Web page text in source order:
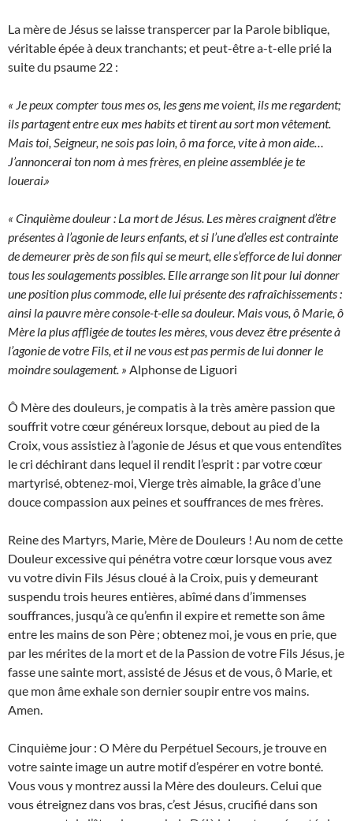
La mère de Jésus se laisse transpercer par la Parole biblique,
véritable épée à deux tranchants; et peut-être a-t-elle prié la
suite du psaume 22 :
« Je peux compter tous mes os, les gens me voient, ils me regardent;
ils partagent entre eux mes habits et tirent au sort mon vêtement.
Mais toi, Seigneur, ne sois pas loin, ô ma force, vite à mon aide…
J’annoncerai ton nom à mes frères, en pleine assemblée je te
louerai.»
« Cinquième douleur : La mort de Jésus. Les mères craignent d’être
présentes à l’agonie de leurs enfants, et si l’une d’elles est contrainte
de demeurer près de son fils qui se meurt, elle s’efforce de lui donner
tous les soulagements possibles. Elle arrange son lit pour lui donner
une position plus commode, elle lui présente des rafraîchissements :
ainsi la pauvre mère console-t-elle sa douleur. Mais vous, ô Marie, ô
Mère la plus affligée de toutes les mères, vous devez être présente à
l’agonie de votre Fils, et il ne vous est pas permis de lui donner le
moindre soulagement. » Alphonse de Liguori
Ô Mère des douleurs, je compatis à la très amère passion que
souffrit votre cœur généreux lorsque, debout au pied de la
Croix, vous assistiez à l’agonie de Jésus et que vous entendîtes
le cri déchirant dans lequel il rendit l’esprit : par votre cœur
martyrisé, obtenez-moi, Vierge très aimable, la grâce d’une
douce compassion aux peines et souffrances de mes frères.
Reine des Martyrs, Marie, Mère de Douleurs ! Au nom de cette
Douleur excessive qui pénétra votre cœur lorsque vous avez
vu votre divin Fils Jésus cloué à la Croix, puis y demeurant
suspendu trois heures entières, abîmé dans d’immenses
souffrances, jusqu’à ce qu’enfin il expire et remette son âme
entre les mains de son Père ; obtenez moi, je vous en prie, que
par les mérites de la mort et de la Passion de votre Fils Jésus, je
fasse une sainte mort, assisté de Jésus et de vous, ô Marie, et
que mon âme exhale son dernier soupir entre vos mains.
Amen.
Cinquième jour : O Mère du Perpétuel Secours, je trouve en
votre sainte image un autre motif d’espérer en votre bonté.
Vous vous y montrez aussi la Mère des douleurs. Celui que
vous étreignez dans vos bras, c’est Jésus, crucifié dans son